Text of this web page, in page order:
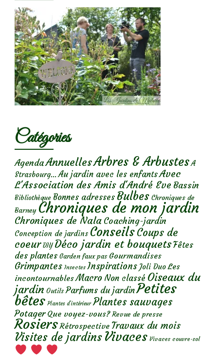
Catégories
AgendaAnnuellesArbres & Arbustes A
Strasbourg... Au jardin avec les enfantsAvec
L'Association des Amis d'André Eve Bassin
Bibliothèque Bonnes adresses Bulbes Chroniques de
Barney Chroniques de mon jardin
Chroniques de Nala Coaching-jardin
Conception de jardins ConseilsCoups de
coeur DIY Déco jardin et bouquetsFêtes
des plantes Garden faux pas Gourmandises
Grimpantes Insectes Inspirations Joli Duo Les
incontournables Macro Non classé Oiseaux du
jardin Outils Parfums du jardinPetites
bêtes Plantes d’intérieur Plantes sauvages
Potager Que voyez-vous? Revue de presse
Rosiers Rétrospective Travaux du mois
Visites de jardins Vivaces Vivaces couvre-sol